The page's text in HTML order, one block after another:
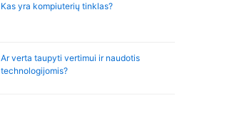
Kas yra kompiuterių tinklas?
Ar verta taupyti vertimui ir naudotis
technologijomis?